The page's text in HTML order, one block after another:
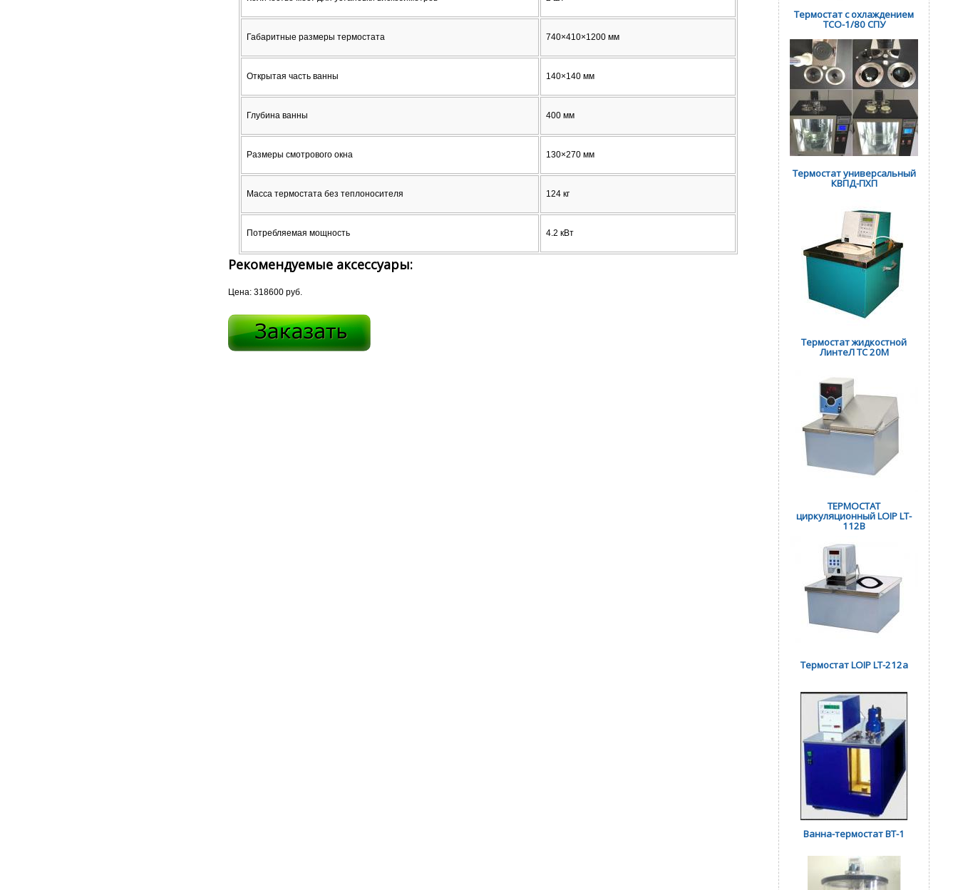
Термостат с охлаждением
ТСО-1/80 СПУ
Термостат универсальный
КВПД-ПХП
Термостат жидкостной
ЛинтеЛ ТС 20М
ТЕРМОСТАТ
циркуляционный LOIP LT-
112B
Термостат LOIP LT-212а
Ванна-термостат ВТ-1
Габаритные размеры термостата 740×410×1200 мм
Открытая часть ванны 140×140 мм
Глубина ванны 400 мм
Размеры смотрового окна 130×270 мм
Масса термостата без теплоносителя 124 кг
Потребляемая мощность 4.2 кВт
Рекомендуемые аксессуары:
Цена: 318600 руб.